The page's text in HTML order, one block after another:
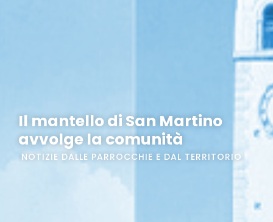
Il mantello di San Martino
avvolge la comunità
NOTIZIE DALLE PARROCCHIE E DAL TERRITORIO